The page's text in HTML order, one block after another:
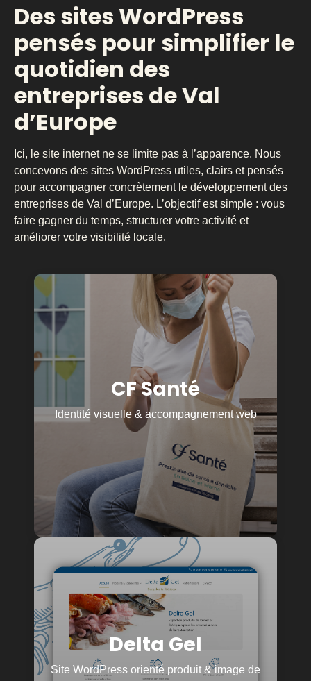
Des sites WordPress
pensés pour simplifier le
quotidien des
entreprises de Val
d’Europe
Ici, le site internet ne se limite pas à l’apparence. Nous
concevons des sites WordPress utiles, clairs et pensés
pour accompagner concrètement le développement des
entreprises de Val d’Europe. L’objectif est simple : vous
faire gagner du temps, structurer votre activité et
améliorer votre visibilité locale.
CF Santé
Identité visuelle & accompagnement web
Structurer une image de
marque cohérente
Pour CF Santé, nous avons travaillé sur une
identité visuelle complète afin de poser les
bases d’une image de marque claire et
professionnelle. Le site WordPress est
aujourd’hui en maintenance et évolue en
continu selon les besoins du projet.
Voir le projet
Delta Gel
Site WordPress orienté produit & image de
Valoriser les produits et
l’image de marque
Création d’un site WordPress moderne
permettant de structurer les contenus et de
mettre en avant les produits de façon claire et
impactante, avec un objectif de visibilité et de